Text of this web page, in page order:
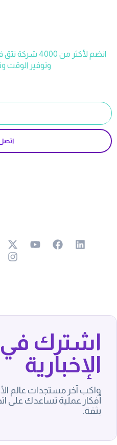
انضم لأكثر من
وتوفير الوقت
اتصل
اشترك في
الإخبارية
واكب آخر مستجدات عالم
أفكار عملية تساعدك على
بثقة.